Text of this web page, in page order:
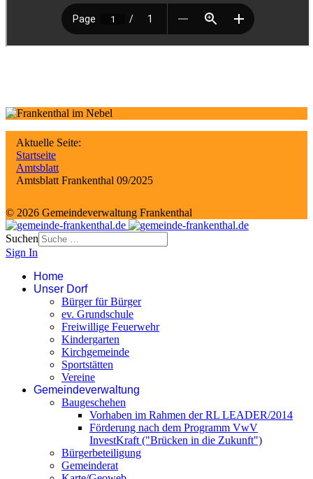
Aktuelle Seite:
Startseite
Amtsblatt
Amtsblatt Frankenthal 09/2025
© 2026 Gemeindeverwaltung Frankenthal
Suchen
Sign In
Home
Unser Dorf
Bürger für Bürger
ev. Grundschule
Freiwillige Feuerwehr
Kindergarten
Kirchgemeinde
Sportstätten
Vereine
Gemeindeverwaltung
Baugeschehen
Vorhaben im Rahmen der RL LEADER/2014
Förderung nach dem Programm VwV
InvestKraft ("Brücken in die Zukunft")
Bürgerbeteiligung
Gemeinderat